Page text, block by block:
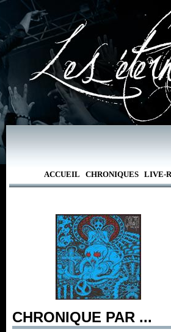
ACCUEIL CHRONIQUES LIVE-
CHRONIQUE PAR ...